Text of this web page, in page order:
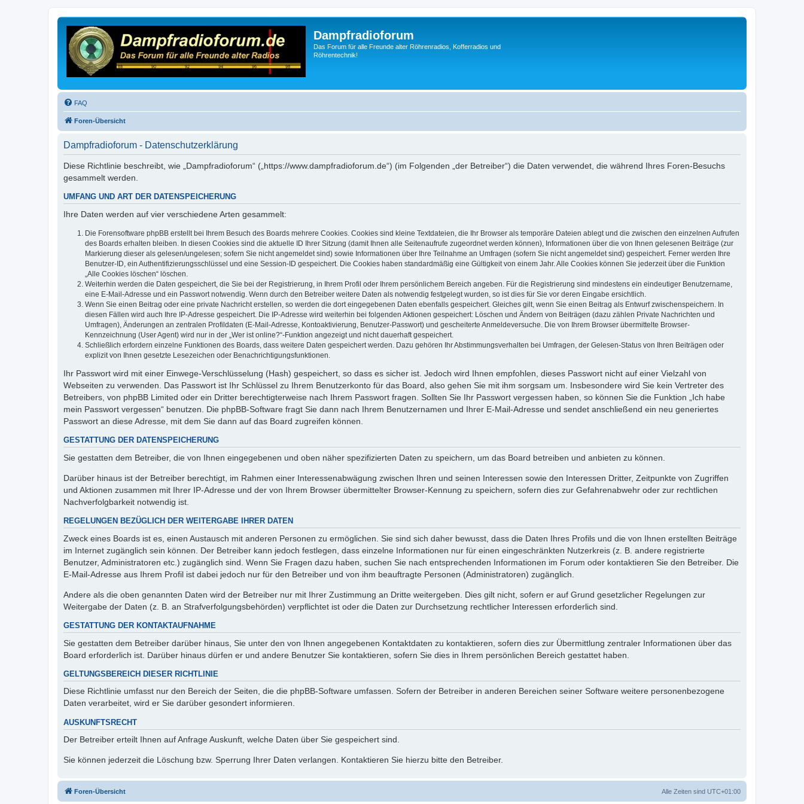
Dampfradioforum
Das Forum für alle Freunde alter Röhrenradios, Kofferradios und
Röhrentechnik!
FAQ
Foren-Übersicht
Dampfradioforum - Datenschutzerklärung
Diese Richtlinie beschreibt, wie „Dampfradioforum“ („https://www.dampfradioforum.de“) (im Folgenden „der Betreiber“) die Daten verwendet, die während Ihres Foren-Besuchs
gesammelt werden.
UMFANG UND ART DER DATENSPEICHERUNG
Ihre Daten werden auf vier verschiedene Arten gesammelt:
Die Forensoftware phpBB erstellt bei Ihrem Besuch des Boards mehrere Cookies. Cookies sind kleine Textdateien, die Ihr Browser als temporäre Dateien ablegt und die zwischen den einzelnen Aufrufen
des Boards erhalten bleiben. In diesen Cookies sind die aktuelle ID Ihrer Sitzung (damit Ihnen alle Seitenaufrufe zugeordnet werden können), Informationen über die von Ihnen gelesenen Beiträge (zur
Markierung dieser als gelesen/ungelesen; sofern Sie nicht angemeldet sind) sowie Informationen über Ihre Teilnahme an Umfragen (sofern Sie nicht angemeldet sind) gespeichert. Ferner werden Ihre
Benutzer-ID, ein Authentifizierungsschlüssel und eine Session-ID gespeichert. Die Cookies haben standardmäßig eine Gültigkeit von einem Jahr. Alle Cookies können Sie jederzeit über die Funktion
„Alle Cookies löschen“ löschen.
Weiterhin werden die Daten gespeichert, die Sie bei der Registrierung, in Ihrem Profil oder Ihrem persönlichem Bereich angeben. Für die Registrierung sind mindestens ein eindeutiger Benutzername,
eine E-Mail-Adresse und ein Passwort notwendig. Wenn durch den Betreiber weitere Daten als notwendig festgelegt wurden, so ist dies für Sie vor deren Eingabe ersichtlich.
Wenn Sie einen Beitrag oder eine private Nachricht erstellen, so werden die dort eingegebenen Daten ebenfalls gespeichert. Gleiches gilt, wenn Sie einen Beitrag als Entwurf zwischenspeichern. In
diesen Fällen wird auch Ihre IP-Adresse gespeichert. Die IP-Adresse wird weiterhin bei folgenden Aktionen gespeichert: Löschen und Ändern von Beiträgen (dazu zählen Private Nachrichten und
Umfragen), Änderungen an zentralen Profildaten (E-Mail-Adresse, Kontoaktivierung, Benutzer-Passwort) und gescheiterte Anmeldeversuche. Die von Ihrem Browser übermittelte Browser-
Kennzeichnung (User Agent) wird nur in der „Wer ist online?“-Funktion angezeigt und nicht dauerhaft gespeichert.
Schließlich erfordern einzelne Funktionen des Boards, dass weitere Daten gespeichert werden. Dazu gehören Ihr Abstimmungsverhalten bei Umfragen, der Gelesen-Status von Ihren Beiträgen oder
explizit von Ihnen gesetzte Lesezeichen oder Benachrichtigungsfunktionen.
Ihr Passwort wird mit einer Einwege-Verschlüsselung (Hash) gespeichert, so dass es sicher ist. Jedoch wird Ihnen empfohlen, dieses Passwort nicht auf einer Vielzahl von
Webseiten zu verwenden. Das Passwort ist Ihr Schlüssel zu Ihrem Benutzerkonto für das Board, also gehen Sie mit ihm sorgsam um. Insbesondere wird Sie kein Vertreter des
Betreibers, von phpBB Limited oder ein Dritter berechtigterweise nach Ihrem Passwort fragen. Sollten Sie Ihr Passwort vergessen haben, so können Sie die Funktion „Ich habe
mein Passwort vergessen“ benutzen. Die phpBB-Software fragt Sie dann nach Ihrem Benutzernamen und Ihrer E-Mail-Adresse und sendet anschließend ein neu generiertes
Passwort an diese Adresse, mit dem Sie dann auf das Board zugreifen können.
GESTATTUNG DER DATENSPEICHERUNG
Sie gestatten dem Betreiber, die von Ihnen eingegebenen und oben näher spezifizierten Daten zu speichern, um das Board betreiben und anbieten zu können.
Darüber hinaus ist der Betreiber berechtigt, im Rahmen einer Interessenabwägung zwischen Ihren und seinen Interessen sowie den Interessen Dritter, Zeitpunkte von Zugriffen
und Aktionen zusammen mit Ihrer IP-Adresse und der von Ihrem Browser übermittelter Browser-Kennung zu speichern, sofern dies zur Gefahrenabwehr oder zur rechtlichen
Nachverfolgbarkeit notwendig ist.
REGELUNGEN BEZÜGLICH DER WEITERGABE IHRER DATEN
Zweck eines Boards ist es, einen Austausch mit anderen Personen zu ermöglichen. Sie sind sich daher bewusst, dass die Daten Ihres Profils und die von Ihnen erstellten Beiträge
im Internet zugänglich sein können. Der Betreiber kann jedoch festlegen, dass einzelne Informationen nur für einen eingeschränkten Nutzerkreis (z. B. andere registrierte
Benutzer, Administratoren etc.) zugänglich sind. Wenn Sie Fragen dazu haben, suchen Sie nach entsprechenden Informationen im Forum oder kontaktieren Sie den Betreiber. Die
E-Mail-Adresse aus Ihrem Profil ist dabei jedoch nur für den Betreiber und von ihm beauftragte Personen (Administratoren) zugänglich.
Andere als die oben genannten Daten wird der Betreiber nur mit Ihrer Zustimmung an Dritte weitergeben. Dies gilt nicht, sofern er auf Grund gesetzlicher Regelungen zur
Weitergabe der Daten (z. B. an Strafverfolgungsbehörden) verpflichtet ist oder die Daten zur Durchsetzung rechtlicher Interessen erforderlich sind.
GESTATTUNG DER KONTAKTAUFNAHME
Sie gestatten dem Betreiber darüber hinaus, Sie unter den von Ihnen angegebenen Kontaktdaten zu kontaktieren, sofern dies zur Übermittlung zentraler Informationen über das
Board erforderlich ist. Darüber hinaus dürfen er und andere Benutzer Sie kontaktieren, sofern Sie dies in Ihrem persönlichen Bereich gestattet haben.
GELTUNGSBEREICH DIESER RICHTLINIE
Diese Richtlinie umfasst nur den Bereich der Seiten, die die phpBB-Software umfassen. Sofern der Betreiber in anderen Bereichen seiner Software weitere personenbezogene
Daten verarbeitet, wird er Sie darüber gesondert informieren.
AUSKUNFTSRECHT
Der Betreiber erteilt Ihnen auf Anfrage Auskunft, welche Daten über Sie gespeichert sind.
Sie können jederzeit die Löschung bzw. Sperrung Ihrer Daten verlangen. Kontaktieren Sie hierzu bitte den Betreiber.
Foren-Übersicht Alle Zeiten sind UTC+01:00